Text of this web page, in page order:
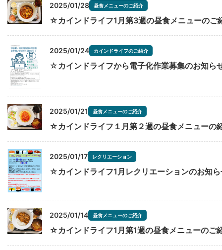
2025/01/28 昼食メニューのご紹介
☆カインドライフ1月第3週の昼食メニューの
2025/01/24 カインドライフのご紹介
☆カインドライフから電子化作業募集のお知ら
2025/01/21 昼食メニューのご紹介
☆カインドライフ１月第２週の昼食メニューの
2025/01/17 レクリエーション
☆カインドライフ1月レクリエーションのお知
2025/01/14 昼食メニューのご紹介
☆カインドライフ1月第1週の昼食メニューのご